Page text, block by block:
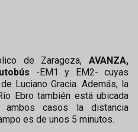
de Zaragoza, AVANZA,
-EM1 y EM2- cuyas
Luciano Gracia. Además, la
Ebro también está ubicada
casos la distancia
es de unos 5 minutos.